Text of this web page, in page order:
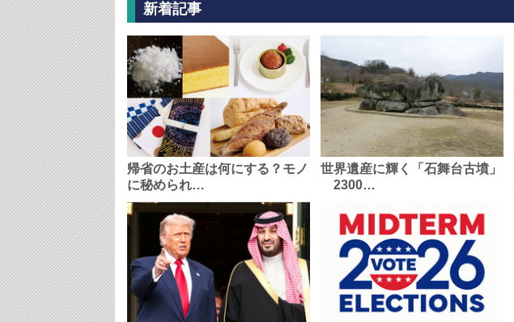
新着記事
帰省のお土産は何にする？モノ
に秘められ…
世界遺産に輝く「石舞台古墳」
2300…